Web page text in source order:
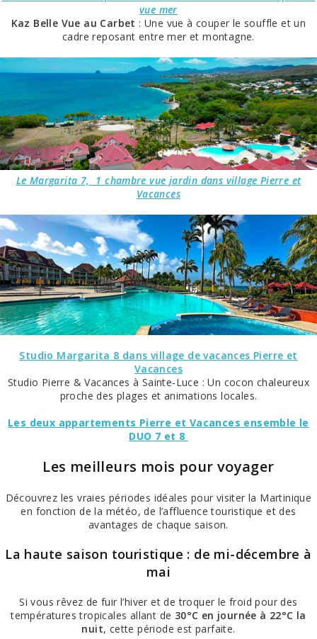
vue mer
Kaz Belle Vue au Carbet : Une vue à couper le souffle et un
cadre reposant entre mer et montagne.
Le Margarita 7, 1 chambre vue jardin dans village Pierre et
Vacances
Studio Margarita 8 dans village de vacances Pierre et
Vacances
Studio Pierre & Vacances à Sainte-Luce : Un cocon chaleureux
proche des plages et animations locales.
Les deux appartements Pierre et Vacances ensemble le
DUO 7 et 8
Les meilleurs mois pour voyager
Découvrez les vraies périodes idéales pour visiter la Martinique
en fonction de la météo, de l’affluence touristique et des
avantages de chaque saison.
La haute saison touristique : de mi-décembre à
mai
Si vous rêvez de fuir l’hiver et de troquer le froid pour des
températures tropicales allant de 30°C en journée à 22°C la
nuit, cette période est parfaite.